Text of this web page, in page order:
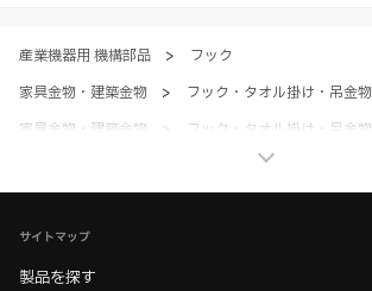
産業機器用 機構部品 >
フック
家具金物・建築金物
> フック・タオル掛け・吊金物
家具金物・建築金物
>
フック・タオル掛け・吊金物
サイトマップ
製品を探す